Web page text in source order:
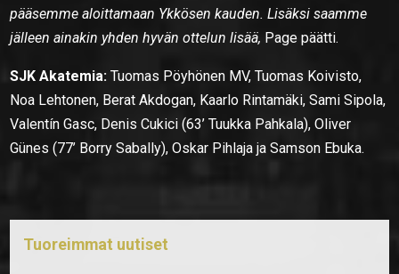
pääsemme aloittamaan Ykkösen kauden. Lisäksi saamme
jälleen ainakin yhden hyvän ottelun lisää, Page päätti.
SJK Akatemia: Tuomas Pöyhönen MV, Tuomas Koivisto,
Noa Lehtonen, Berat Akdogan, Kaarlo Rintamäki, Sami Sipola,
Valentín Gasc, Denis Cukici (63’ Tuukka Pahkala), Oliver
Günes (77’ Borry Sabally), Oskar Pihlaja ja Samson Ebuka.
Tuoreimmat uutiset